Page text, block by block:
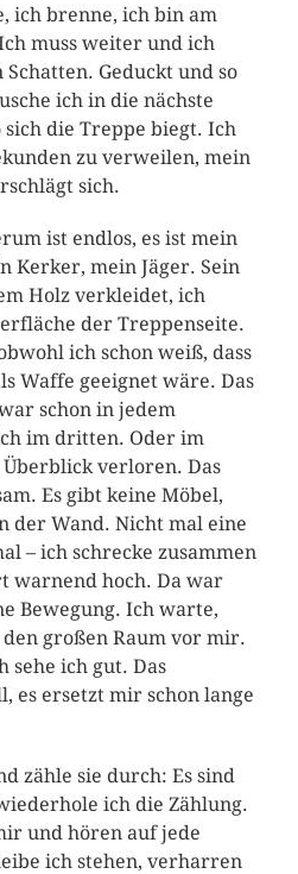
ich brenne, ich bin am
muss weiter und ich
Geduckt und so
ich in die nächste
die Treppe biegt. Ich
zu verweilen, mein
sich.
ist endlos, es ist mein
Kerker, mein Jäger. Sein
Holz verkleidet, ich
der Treppenseite.
ich schon weiß, dass
Waffe geeignet wäre. Das
schon in jedem
im dritten. Oder im
verloren. Das
Es gibt keine Möbel,
der Wand. Nicht mal eine
– ich schrecke zusammen
warnend hoch. Da war
Bewegung. Ich warte,
großen Raum vor mir.
sehe ich gut. Das
es ersetzt mir schon lange
zähle sie durch: Es sind
ich die Zählung.
und hören auf jede
ich stehen, verharren